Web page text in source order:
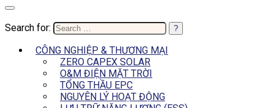
Search for:
CÔNG NGHIỆP & THƯƠNG MẠI
ZERO CAPEX SOLAR
O&M ĐIỆN MẶT TRỜI
TỔNG THẦU EPC
NGUYÊN LÝ HOẠT ĐỘNG